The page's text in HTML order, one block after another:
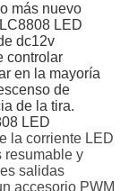
más nuevo
LED
dc12v
controlar
en la mayoría
de
de la tira.
LED
la corriente LED
resumable y
salidas
accesorio PWM